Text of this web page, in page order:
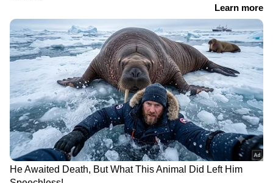
ABOUT THE AUTHOR
WDWeb Desk
Published :Mar 30 2023, 03:59 PM IST
Follow Us